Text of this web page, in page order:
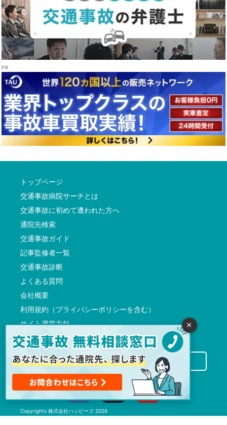
トップページ
交通事故病院サーチとは
交通事故に初めて遭われた方へ
通院先検索
交通事故ガイド
記事監修者一覧
交通事故診断
よくある質問
会社概要
利用規約（プライバシーポリシーを含む）
サイト運営方針
反社会的勢力に対する基本方針
交通事故病院サーチに掲載希望の先生方へ
Copyrights 株式会社ハッピーズ 2026
×